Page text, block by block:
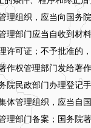
组织，应当向国务
理部门应当自收到材
许可证；不予批准的
权管理部门发给著作
院民政部门办理登记手
管理组织，应当自国
理部门备案；国务院